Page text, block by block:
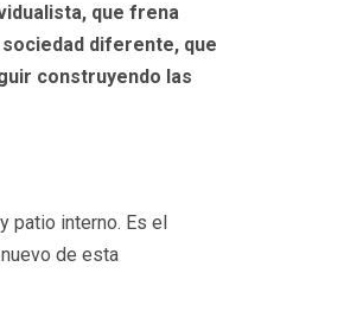
que frena
diferente, que
construyendo las
patio interno. Es el
de esta